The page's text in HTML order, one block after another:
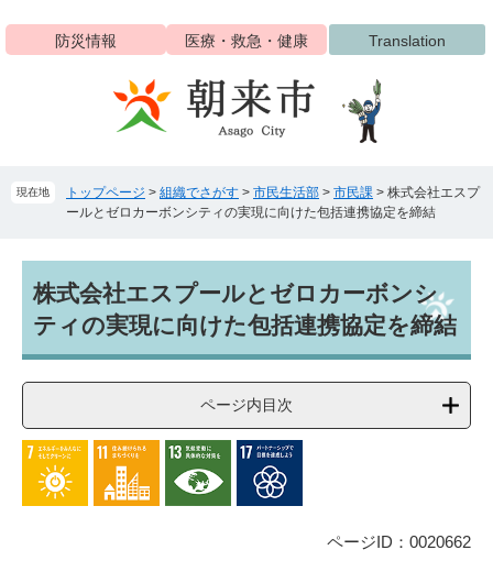
ジ
ュ
防災情報 医療・救急・健康 Translation
現在地 トップページ > 組織でさがす > 市民生活部 > 市民課 > 株式会社エスプ
ールとゼロカーボンシティの実現に向けた包括連携協定を締結
文株式会社エスプールとゼロカーボンシ
ティの実現に向けた包括連携協定を締結
ページ内目次
ページID：0020662